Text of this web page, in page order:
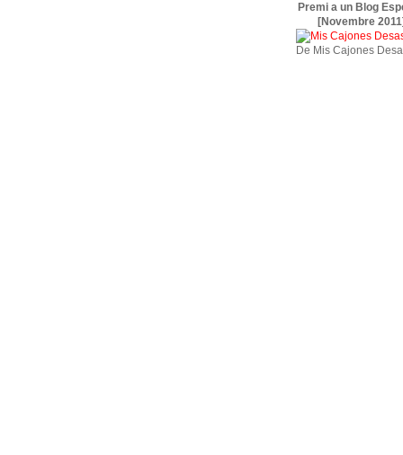
Premi a un Blog
[Novembre
De Mis Cajones